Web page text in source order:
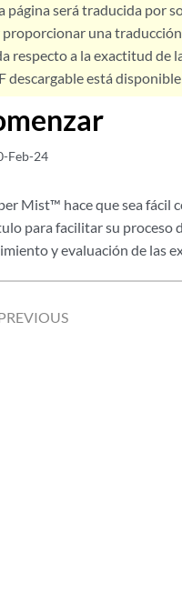
página será traducida por
una
respecto a la exactitud de
descargable está
Feb-24
Mist™ hace que sea fácil
para facilitar su proceso
y evaluación de las